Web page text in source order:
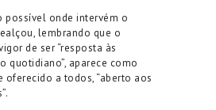
possível onde intervém o
lembrando que o
de ser “resposta às
quotidiano”, aparece como
oferecido a todos, “aberto aos